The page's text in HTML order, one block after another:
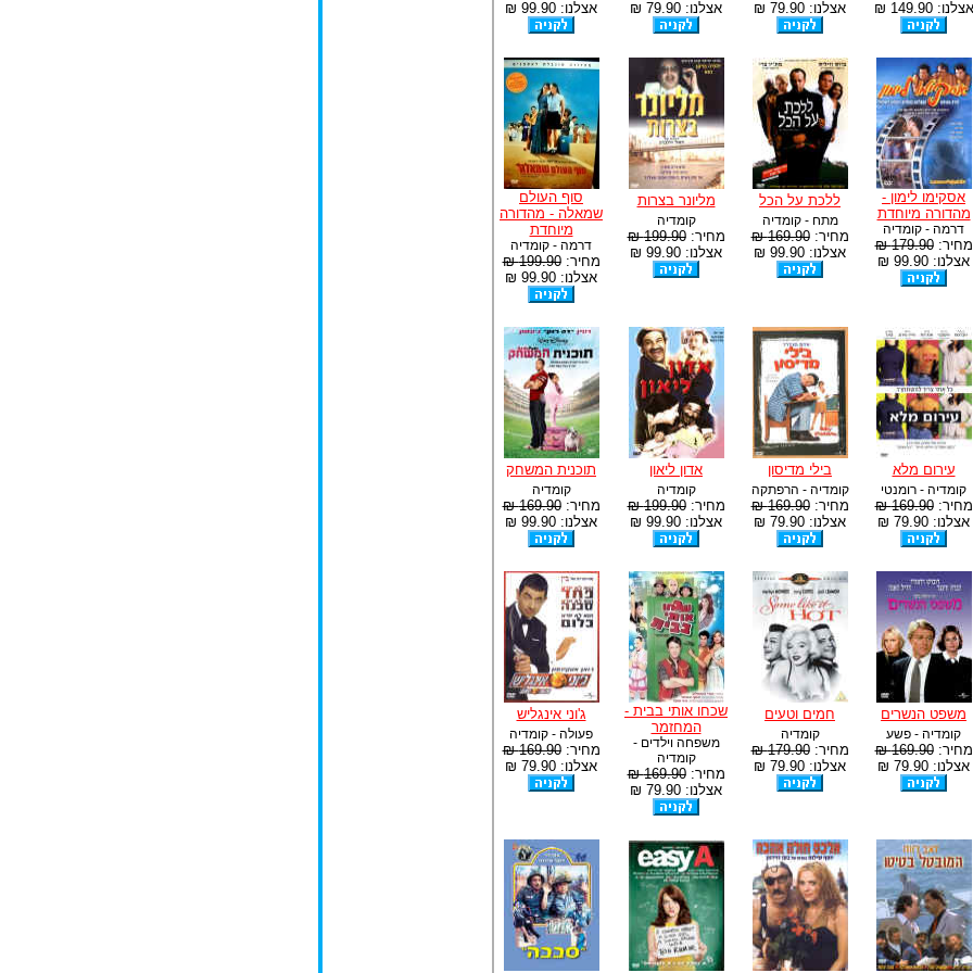
אצלנו: 149.90 ₪ אצלנו: 79.90 ₪ אצלנו: 79.90 ₪ אצלנו: 99.90 ₪
אסקימו לימון -
מהדורה מיוחדת
דרמה - קומדיה
מחיר:179.90 ₪
אצלנו: 99.90 ₪
ללכת על הכל
מתח - קומדיה
מחיר:169.90 ₪
אצלנו: 99.90 ₪
מליונר בצרות
קומדיה
מחיר:199.90 ₪
אצלנו: 99.90 ₪
סוף העולם
שמאלה - מהדורה
מיוחדת
דרמה - קומדיה
מחיר:199.90 ₪
אצלנו: 99.90 ₪
עירום מלא
קומדיה - רומנטי
מחיר:169.90 ₪
אצלנו: 79.90 ₪
בילי מדיסון
קומדיה - הרפתקה
מחיר:169.90 ₪
אצלנו: 79.90 ₪
אדון ליאון
קומדיה
מחיר:199.90 ₪
אצלנו: 99.90 ₪
תוכנית המשחק
קומדיה
מחיר:169.90 ₪
אצלנו: 99.90 ₪
משפט הנשרים
קומדיה - פשע
מחיר:169.90 ₪
אצלנו: 79.90 ₪
חמים וטעים
קומדיה
מחיר:179.90 ₪
אצלנו: 79.90 ₪
שכחו אותי בבית -
המחזמר
משפחה וילדים -
קומדיה
מחיר:169.90 ₪
אצלנו: 79.90 ₪
ג'וני אינגליש
פעולה - קומדיה
מחיר:169.90 ₪
אצלנו: 79.90 ₪